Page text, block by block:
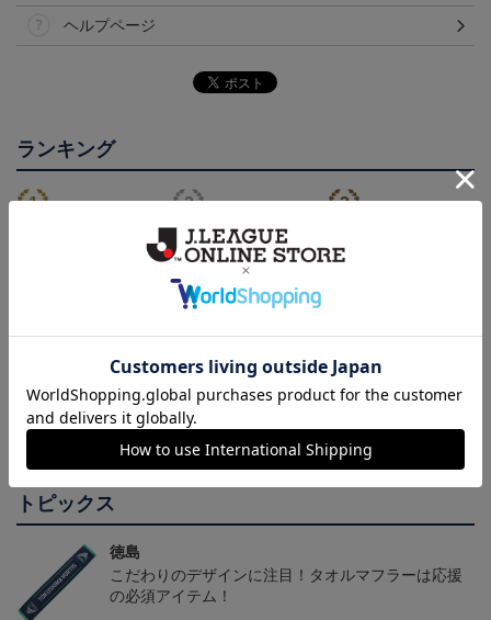
ヘルプページ
ランキング
2026/27オーセンティッ
クユニフォーム(FP1st/半
袖)
22,000円～26,730円
会員特典
2026/27オーセンティッ
クユニフォーム(FP2nd/半
袖）
22,000円～26,730円
NEW ERA スマートパッ
トピックス
徳島
こだわりのデザインに注目！タオルマフラーは応援
の必須アイテム！